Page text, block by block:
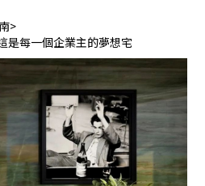
>
是每一個企業主的夢想宅